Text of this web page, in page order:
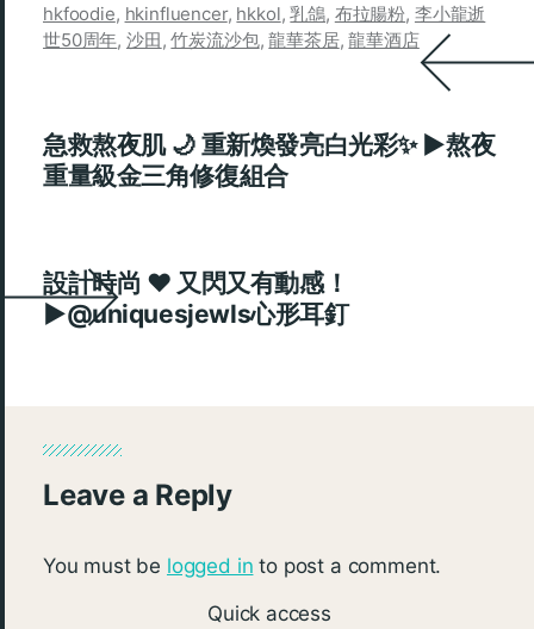
hkfoodie, hkinfluencer, hkkol,乳鴿, 布拉腸粉, 李小龍逝
世50周年, 沙田,竹炭流沙包,龍華茶居,龍華酒店
急救熬夜肌 🌙 重新煥發亮白光彩✨ ►熬夜
重量級金三角修復組合
設計時尚 ♥ 又閃又有動感！
►@uniquesjewls心形耳釘
Leave a Reply
You must be logged in to post a comment.
Quick access